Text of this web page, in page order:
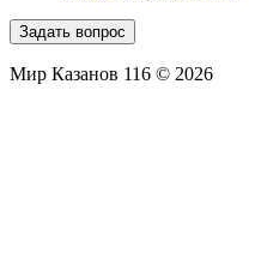
Задать вопрос
Мир Казанов 116 © 2026